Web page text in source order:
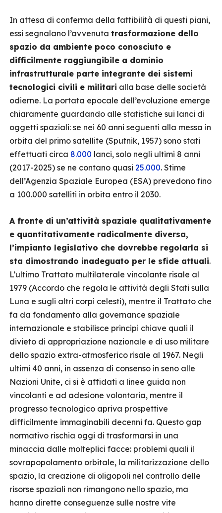
In attesa di conferma della fattibilità di questi piani,
essi segnalano l’avvenuta trasformazione dello
spazio da ambiente poco conosciuto e
difficilmente raggiungibile a dominio
infrastrutturale parte integrante dei sistemi
tecnologici civili e militari alla base delle società
odierne. La portata epocale dell’evoluzione emerge
chiaramente guardando alle statistiche sui lanci di
oggetti spaziali: se nei 60 anni seguenti alla messa in
orbita del primo satellite (Sputnik, 1957) sono stati
effettuati circa 8.000 lanci, solo negli ultimi 8 anni
(2017-2025) se ne contano quasi 25.000. Stime
dell’Agenzia Spaziale Europea (ESA) prevedono fino
a 100.000 satelliti in orbita entro il 2030.
A fronte di un’attività spaziale qualitativamente
e quantitativamente radicalmente diversa,
l’impianto legislativo che dovrebbe regolarla si
sta dimostrando inadeguato per le sfide attuali.
L’ultimo Trattato multilaterale vincolante risale al
1979 (Accordo che regola le attività degli Stati sulla
Luna e sugli altri corpi celesti), mentre il Trattato che
fa da fondamento alla governance spaziale
internazionale e stabilisce principi chiave quali il
divieto di appropriazione nazionale e di uso militare
dello spazio extra-atmosferico risale al 1967. Negli
ultimi 40 anni, in assenza di consenso in seno alle
Nazioni Unite, ci si è affidati a linee guida non
vincolanti e ad adesione volontaria, mentre il
progresso tecnologico apriva prospettive
difficilmente immaginabili decenni fa. Questo gap
normativo rischia oggi di trasformarsi in una
minaccia dalle molteplici facce: problemi quali il
sovrapopolamento orbitale, la militarizzazione dello
spazio, la creazione di oligopoli nel controllo delle
risorse spaziali non rimangono nello spazio, ma
hanno dirette conseguenze sulle nostre vite